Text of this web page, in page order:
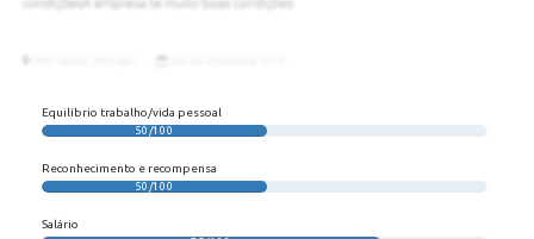
Equilíbrio trabalho/vida pessoal
50/100
Reconhecimento e recompensa
50/100
Salário